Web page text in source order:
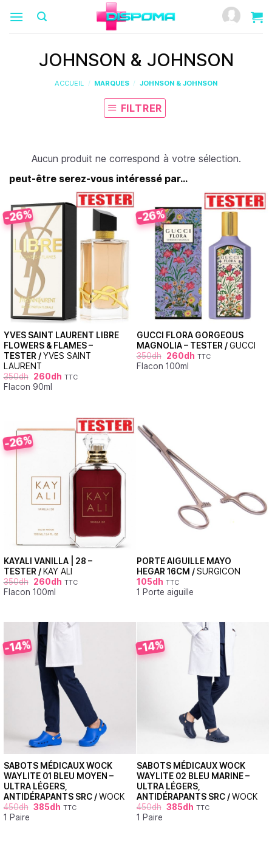
JOHNSON & JOHNSON
ACCUEIL / MARQUES / JOHNSON & JOHNSON
FILTRER
Aucun produit ne correspond à votre sélection.
peut-être serez-vous intéressé par...
-26%
YVES SAINT LAURENT LIBRE
FLOWERS & FLAMES –
TESTER /YVES SAINT
LAURENT
350dh 260dh TTC
Flacon 90ml
-26%
GUCCI FLORA GORGEOUS
MAGNOLIA – TESTER /GUCCI
350dh 260dh TTC
Flacon 100ml
-26%
KAYALI VANILLA | 28 –
TESTER / KAY ALI
350dh 260dh TTC
Flacon 100ml
PORTE AIGUILLE MAYO
HEGAR 16CM /SURGICON
105dh TTC
1 Porte aiguille
-14%
SABOTS MÉDICAUX WOCK
WAYLITE 01 BLEU MOYEN –
ULTRA LÉGERS,
ANTIDÉRAPANTS SRC /WOCK
450dh 385dh TTC
1 Paire
-14%
SABOTS MÉDICAUX WOCK
WAYLITE 02 BLEU MARINE –
ULTRA LÉGERS,
ANTIDÉRAPANTS SRC /WOCK
450dh 385dh TTC
1 Paire